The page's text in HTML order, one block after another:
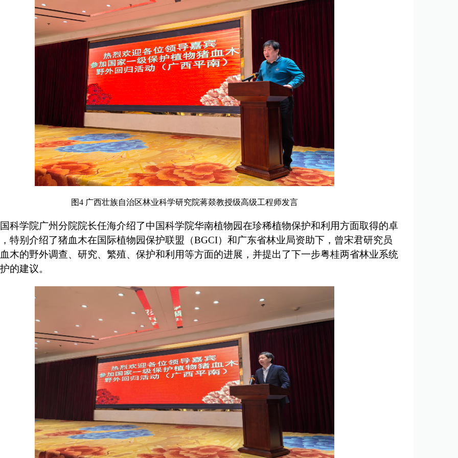
图4 广西壮族自治区林业科学研究院蒋燚教授级高级工程师发言
科学院广州分院院长任海介绍了中国科学院华南植物园在珍稀植物保护和利用方面取得的卓
特别介绍了猪血木在国际植物园保护联盟（BGCI）和广东省林业局资助下，曾宋君研究员
木的野外调查、研究、繁殖、保护和利用等方面的进展，并提出了下一步粤桂两省林业系统
的建议。